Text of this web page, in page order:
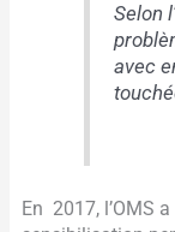
Selon
avec
En 2017, l’OMS